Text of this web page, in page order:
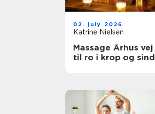
02. july 2026
Katrine Nielsen
Massage Århus vej
til ro i krop og sind